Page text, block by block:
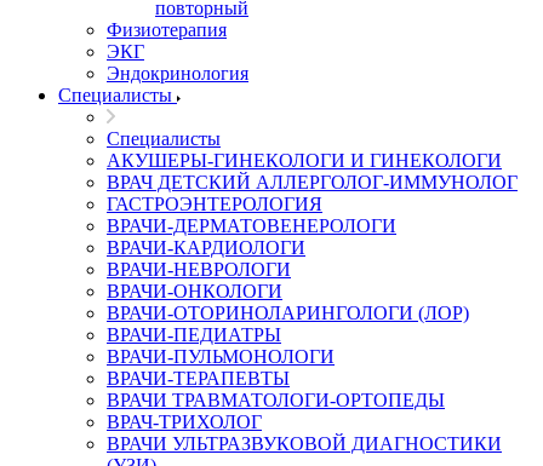
повторный
Физиотерапия
ЭКГ
Эндокринология
Специалисты
Специалисты
АКУШЕРЫ-ГИНЕКОЛОГИ И ГИНЕКОЛОГИ
ВРАЧ ДЕТСКИЙ АЛЛЕРГОЛОГ-ИММУНОЛОГ
ГАСТРОЭНТЕРОЛОГИЯ
ВРАЧИ-ДЕРМАТОВЕНЕРОЛОГИ
ВРАЧИ-КАРДИОЛОГИ
ВРАЧИ-НЕВРОЛОГИ
ВРАЧИ-ОНКОЛОГИ
ВРАЧИ-ОТОРИНОЛАРИНГОЛОГИ (ЛОР)
ВРАЧИ-ПЕДИАТРЫ
ВРАЧИ-ПУЛЬМОНОЛОГИ
ВРАЧИ-ТЕРАПЕВТЫ
ВРАЧИ ТРАВМАТОЛОГИ-ОРТОПЕДЫ
ВРАЧ-ТРИХОЛОГ
ВРАЧИ УЛЬТРАЗВУКОВОЙ ДИАГНОСТИКИ